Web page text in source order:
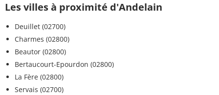
Les villes à proximité d'Andelain
Deuillet (02700)
Charmes (02800)
Beautor (02800)
Bertaucourt-Epourdon (02800)
La Fère (02800)
Servais (02700)